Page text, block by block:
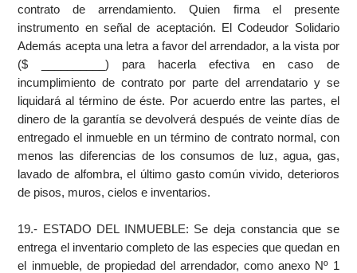
contrato de arrendamiento. Quien firma el presente
instrumento en señal de aceptación. El Codeudor Solidario
Además acepta una letra a favor del arrendador, a la vista por
($ __________) para hacerla efectiva en caso de
incumplimiento de contrato por parte del arrendatario y se
liquidará al término de éste. Por acuerdo entre las partes, el
dinero de la garantía se devolverá después de veinte días de
entregado el inmueble en un término de contrato normal, con
menos las diferencias de los consumos de luz, agua, gas,
lavado de alfombra, el último gasto común vivido, deterioros
de pisos, muros, cielos e inventarios.
19.- ESTADO DEL INMUEBLE: Se deja constancia que se
entrega el inventario completo de las especies que quedan en
el inmueble, de propiedad del arrendador, como anexo Nº 1